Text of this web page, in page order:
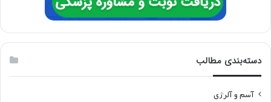
دسته‌بندی مطالب
آسم و آلرژی